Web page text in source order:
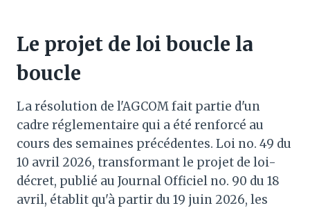
Le projet de loi boucle la
boucle
La résolution de l'AGCOM fait partie d'un
cadre réglementaire qui a été renforcé au
cours des semaines précédentes. Loi no. 49 du
10 avril 2026, transformant le projet de loi-
décret, publié au Journal Officiel no. 90 du 18
avril, établit qu'à partir du 19 juin 2026, les